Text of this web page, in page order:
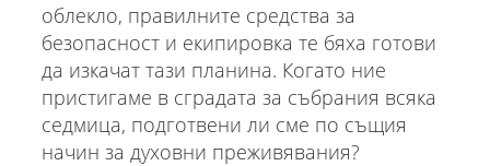
облекло, правилните средства за
безопасност и екипировка те бяха готови
да изкачат тази планина. Когато ние
пристигаме в сградата за събрания всяка
седмица, подготвени ли сме по същия
начин за духовни преживявания?